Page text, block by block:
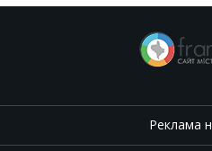
Реклама